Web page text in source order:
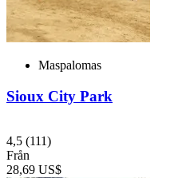
Maspalomas
Sioux City Park
4,5 (111)
Från
28,69 US$